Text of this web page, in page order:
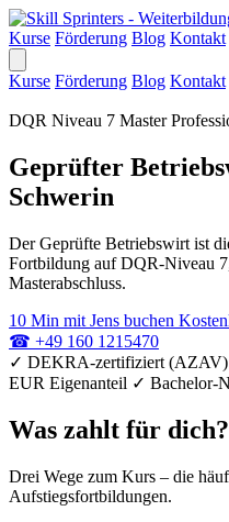
Kurse Förderung Blog Kontakt
Kurse Förderung Blog Kontakt
DQR Niveau 7 Master
Geprüfter
Schwerin
Der Geprüfte Betriebswirt ist
Fortbildung auf DQR-Niveau
Masterabschluss.
10 Min mit Jens buchen
☎ +49 160 1215470
✓ DEKRA-zertifiziert (AZAV)
EUR Eigenanteil ✓ Bachelor-
Was zahlt für dich?
Drei Wege zum Kurs – die
Aufstiegsfortbildungen.